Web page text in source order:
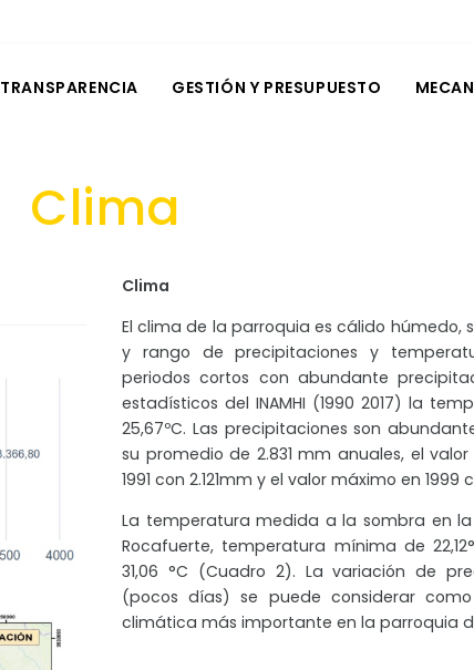
TRANSPARENCIA GESTIÓN Y PRESUPUESTO
Clima
Clima
El clima de la parroquia es cálido húmedo,
y rango de precipitaciones y
periodos cortos con abundante
estadísticos del INAMHI (1990 2017) la
25,67ºC. Las precipitaciones son
su promedio de 2.831 mm anuales, el
1991 con 2.121mm y el valor máximo en 1999
La temperatura medida a la sombra en la
Rocafuerte, temperatura mínima de
31,06 °C (Cuadro 2). La variación de
(pocos días) se puede considerar
climática más importante en la parroquia